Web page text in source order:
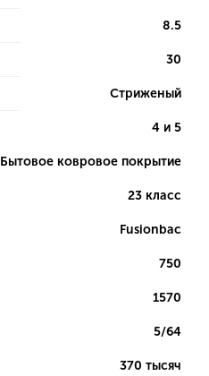
8.5
30
Стриженый
4 и 5
Бытовое ковровое покрытие
23 класс
Fusionbac
750
1570
5/64
370 тысяч